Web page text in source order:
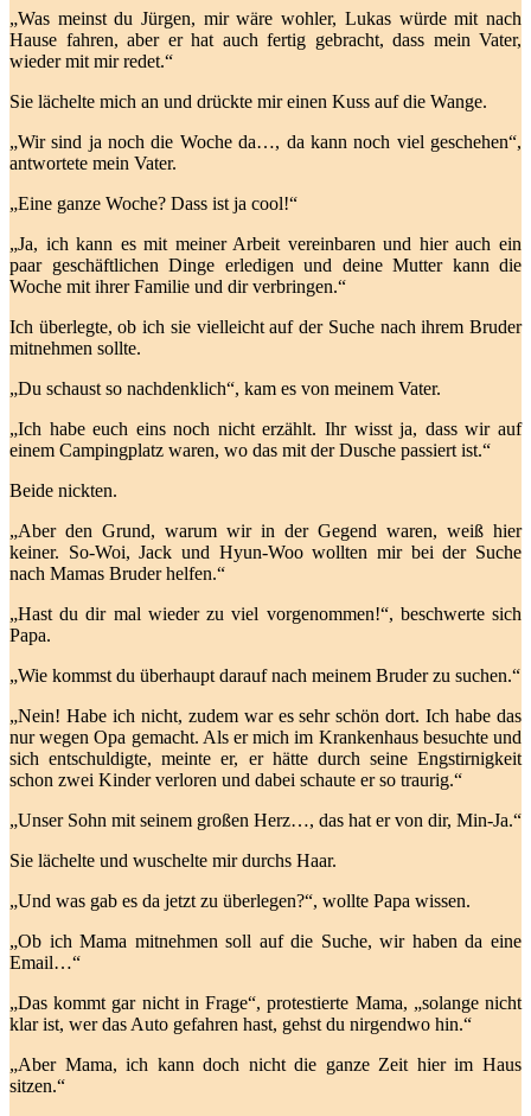
„Was meinst du Jürgen, mir wäre wohler, Lukas würde mit nach
Hause fahren, aber er hat auch fertig gebracht, dass mein Vater,
wieder mit mir redet.“
Sie lächelte mich an und drückte mir einen Kuss auf die Wange.
„Wir sind ja noch die Woche da…, da kann noch viel geschehen“,
antwortete mein Vater.
„Eine ganze Woche? Dass ist ja cool!“
„Ja, ich kann es mit meiner Arbeit vereinbaren und hier auch ein
paar geschäftlichen Dinge erledigen und deine Mutter kann die
Woche mit ihrer Familie und dir verbringen.“
Ich überlegte, ob ich sie vielleicht auf der Suche nach ihrem Bruder
mitnehmen sollte.
„Du schaust so nachdenklich“, kam es von meinem Vater.
„Ich habe euch eins noch nicht erzählt. Ihr wisst ja, dass wir auf
einem Campingplatz waren, wo das mit der Dusche passiert ist.“
Beide nickten.
„Aber den Grund, warum wir in der Gegend waren, weiß hier
keiner. So-Woi, Jack und Hyun-Woo wollten mir bei der Suche
nach Mamas Bruder helfen.“
„Hast du dir mal wieder zu viel vorgenommen!“, beschwerte sich
Papa.
„Wie kommst du überhaupt darauf nach meinem Bruder zu suchen.“
„Nein! Habe ich nicht, zudem war es sehr schön dort. Ich habe das
nur wegen Opa gemacht. Als er mich im Krankenhaus besuchte und
sich entschuldigte, meinte er, er hätte durch seine Engstirnigkeit
schon zwei Kinder verloren und dabei schaute er so traurig.“
„Unser Sohn mit seinem großen Herz…, das hat er von dir, Min-Ja.“
Sie lächelte und wuschelte mir durchs Haar.
„Und was gab es da jetzt zu überlegen?“, wollte Papa wissen.
„Ob ich Mama mitnehmen soll auf die Suche, wir haben da eine
Email…“
„Das kommt gar nicht in Frage“, protestierte Mama, „solange nicht
klar ist, wer das Auto gefahren hast, gehst du nirgendwo hin.“
„Aber Mama, ich kann doch nicht die ganze Zeit hier im Haus
sitzen.“